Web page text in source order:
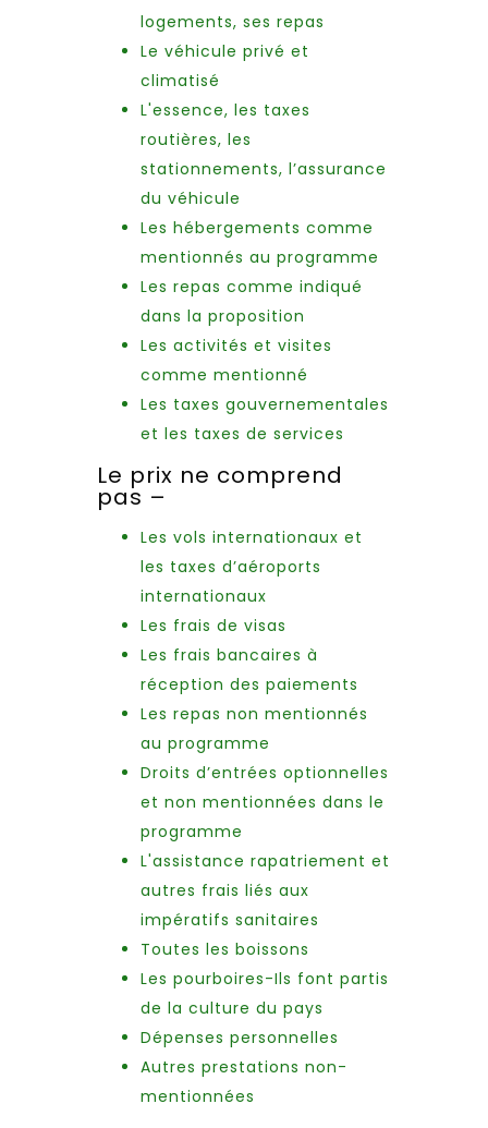
logements, ses repas
Le véhicule privé et
climatisé
L'essence, les taxes
routières, les
stationnements, l’assurance
du véhicule
Les hébergements comme
mentionnés au programme
Les repas comme indiqué
dans la proposition
Les activités et visites
comme mentionné
Les taxes gouvernementales
et les taxes de services
Le prix ne comprend
pas –
Les vols internationaux et
les taxes d’aéroports
internationaux
Les frais de visas
Les frais bancaires à
réception des paiements
Les repas non mentionnés
au programme
Droits d’entrées optionnelles
et non mentionnées dans le
programme
L'assistance rapatriement et
autres frais liés aux
impératifs sanitaires
Toutes les boissons
Les pourboires-Ils font partis
de la culture du pays
Dépenses personnelles
Autres prestations non-
mentionnées